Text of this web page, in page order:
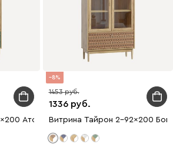
Атом
8
1336
1453
Витрина Тайрон 2-92x200